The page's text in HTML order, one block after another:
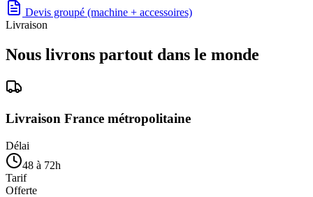
Devis groupé (machine + accessoires)
Livraison
Nous livrons partout dans le monde
Livraison France métropolitaine
Délai
48 à 72h
Tarif
Offerte